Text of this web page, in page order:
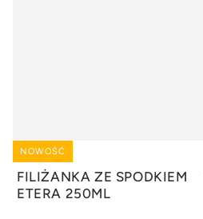
NOWOŚĆ
FILIŻANKA ZE SPODKIEM
ETERA 250ML